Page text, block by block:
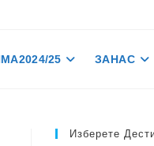
2024/25 ЗА НАС
Изберете